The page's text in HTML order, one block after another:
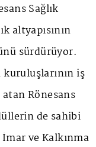
Sağlık
altyapısının
sürdürüyor.
iş
Rönesans
de sahibi
ve Kalkınma